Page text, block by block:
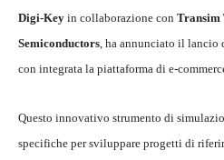
Digi-Key in collaborazione con Transim
Semiconductors, ha annunciato il lancio
con integrata la piattaforma di e-
Questo innovativo strumento di
specifiche per sviluppare progetti di